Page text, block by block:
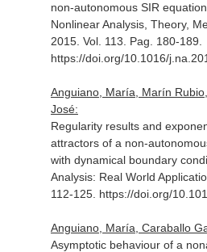
non-autonomous SIR
Nonlinear Analysis, Theory,
2015. Vol. 113. Pag. 180-189.
https://doi.org/10.1016/
Anguiano, María, Marín
José:
Regularity results and
attractors of a non-
with dynamical boundary
Analysis: Real World
112-125. https://doi.org/
Anguiano, María, Caraballo
Asymptotic behaviour of a